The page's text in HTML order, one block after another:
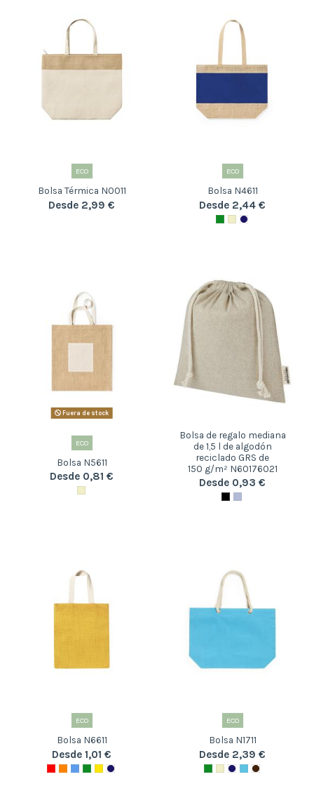
ECO
Bolsa Térmica N0011
Desde 2,99 €
ECO
Bolsa N4611
Desde 2,44 €
Fuera de stock
ECO
Bolsa N5611
Desde 0,81 €
Bolsa de regalo mediana
de 1,5 l de algodón
reciclado GRS de
150 g/m² N60176021
Desde 0,93 €
ECO
Bolsa N6611
Desde 1,01 €
ECO
Bolsa N1711
Desde 2,39 €